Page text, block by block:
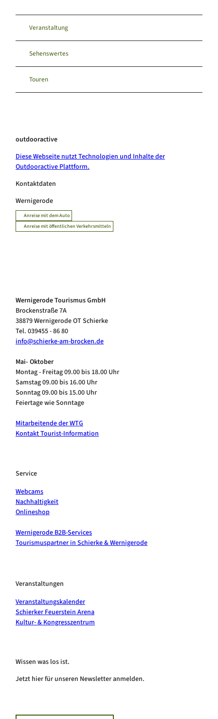
Veranstaltung
Sehenswertes
Touren
outdooractive
Diese Webseite nutzt Technologien und Inhalte der
Outdooractive Plattform.
Kontaktdaten
Wernigerode
Anreise mit dem Auto
Anreise mit öffentlichen Verkehrsmitteln
Wernigerode Tourismus GmbH
Brockenstraße 7A
38879 Wernigerode OT Schierke
Tel. 039455 - 86 80
info@schierke-am-brocken.de
Mai- Oktober
Montag - Freitag 09.00 bis 18.00 Uhr
Samstag 09.00 bis 16.00 Uhr
Sonntag 09.00 bis 15.00 Uhr
Feiertage wie Sonntage
Mitarbeitende der WTG
Kontakt Tourist-Information
Service
Webcams
Nachhaltigkeit
Onlineshop
Wernigerode B2B-Services
Tourismuspartner in Schierke & Wernigerode
Veranstaltungen
Veranstaltungskalender
Schierker Feuerstein Arena
Kultur- & Kongresszentrum
Wissen was los ist.
Jetzt hier für unseren Newsletter anmelden.